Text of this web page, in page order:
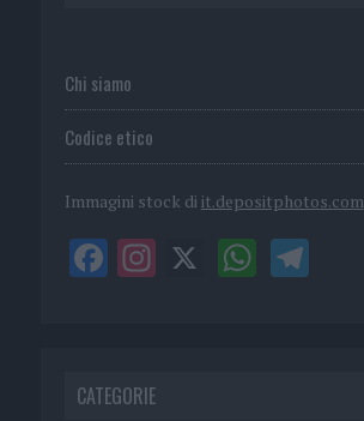
Chi siamo
Codice etico
Immagini stock di it.depositphotos.com
CATEGORIE